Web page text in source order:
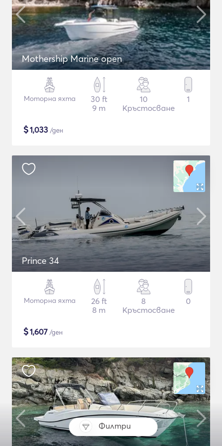
Филтри
Mothership Marine open
Моторна яхта
30 ft
9 m
10
Кръстосване
1
$1,033 /ден
Prince 34
Моторна яхта
26 ft
8 m
8
Кръстосване
0
$1,607 /ден